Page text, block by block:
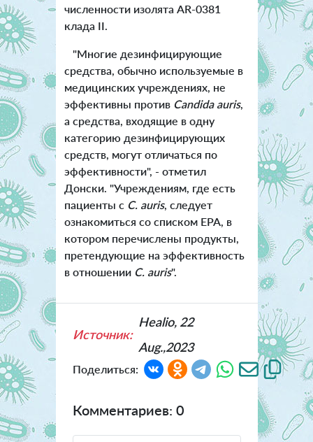
численности изолята AR-0381
клада II.
"Многие дезинфицирующие
средства, обычно используемые в
медицинских учреждениях, не
эффективны против Candida auris,
а средства, входящие в одну
категорию дезинфицирующих
средств, могут отличаться по
эффективности", - отметил
Донски. "Учреждениям, где есть
пациенты с C. auris, следует
ознакомиться со списком EPA, в
котором перечислены продукты,
претендующие на эффективность
в отношении C. auris".
Источник:
Healio, 22
Aug.,2023
Поделиться:
Комментариев: 0